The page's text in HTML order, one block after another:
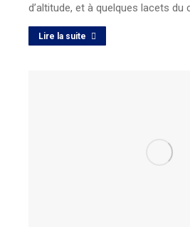
d’altitude, et à quelques lacets du
Lire la suite